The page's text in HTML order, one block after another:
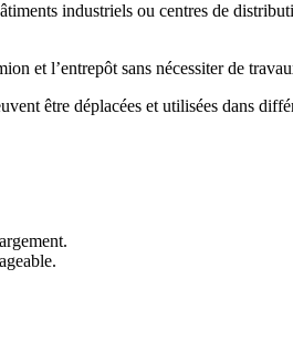
industriels ou centres de
et l’entrepôt sans nécessiter de
être déplacées et utilisées dans